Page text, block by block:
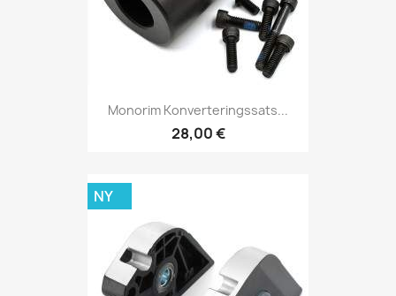
Monorim Konverteringssats...
28,00 €
NY